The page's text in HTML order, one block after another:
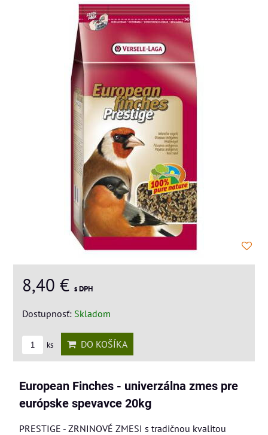
8,40 € s DPH
Dostupnosť: Skladom
ks DO KOŠÍKA
European Finches - univerzálna zmes pre
európske spevavce 20kg
PRESTIGE - ZRNINOVÉ ZMESI s tradičnou kvalitou